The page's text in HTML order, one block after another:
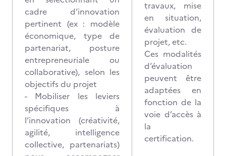
cadre d’innovation
pertinent (ex : modèle
économique, type de
partenariat, posture
entrepreneuriale ou
collaborative), selon les
objectifs du projet
- Mobiliser les leviers
spécifiques à
l’innovation (créativité,
agilité, intelligence
collective, partenariats)
travaux, mise
en situation,
évaluation de
projet, etc.
Ces modalités
d’évaluation
peuvent être
adaptées en
fonction de la
voie d’accès à
la
certification.